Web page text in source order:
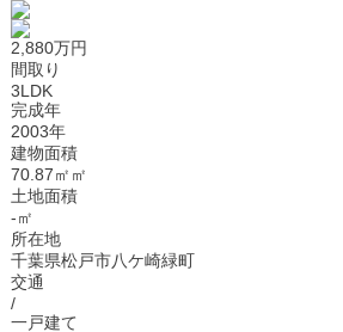
2,880万円
間取り
3LDK
完成年
2003年
建物面積
70.87㎡㎡
土地面積
-㎡
所在地
千葉県松戸市八ケ崎緑町
交通
/
一戸建て